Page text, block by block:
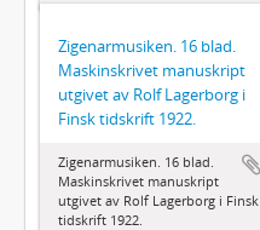
Zigenarmusiken. 16 blad.
Maskinskrivet manuskript
utgivet av Rolf Lagerborg i
Finsk tidskrift 1922.
Zigenarmusiken. 16 blad.
Maskinskrivet manuskript
utgivet av Rolf Lagerborg i Finsk
tidskrift 1922.